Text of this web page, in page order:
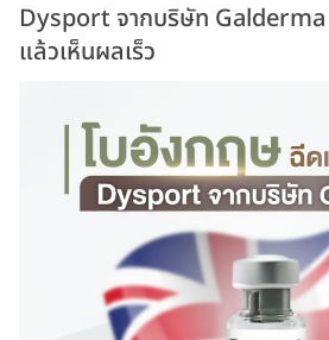
Dysport จากบริษัท
แล้วเห็นผลเร็ว